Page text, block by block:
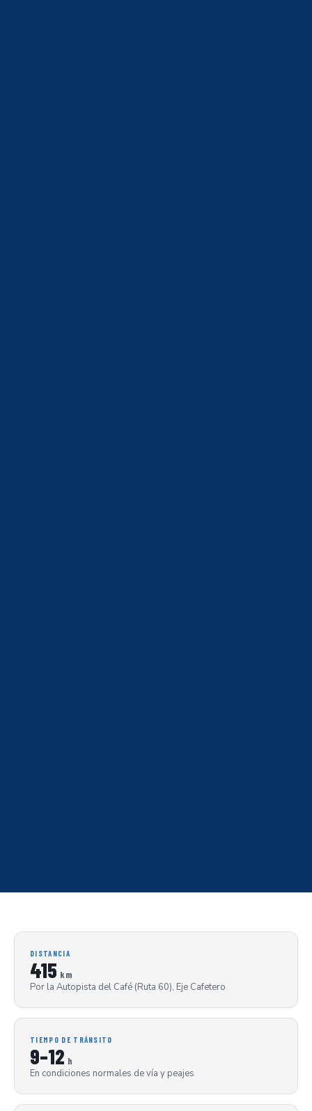
DISTANCIA
415 km
Por la Autopista del Café (Ruta 60), Eje Cafetero
TIEMPO DE TRÁNSITO
9–12 h
En condiciones normales de vía y peajes